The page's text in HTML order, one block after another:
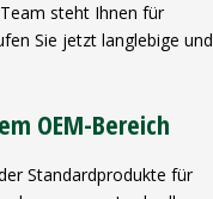
steht Ihnen für
Sie jetzt langlebige und
OEM-Bereich
Standardprodukte für